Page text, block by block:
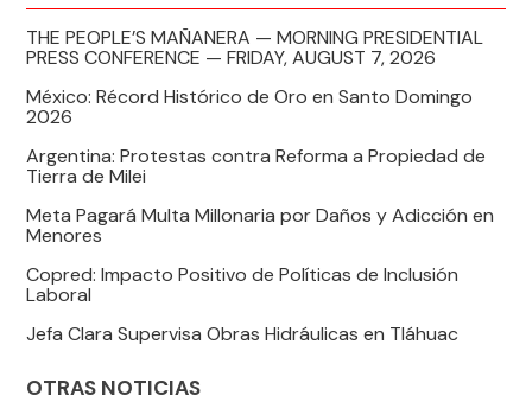
THE PEOPLE’S MAÑANERA — MORNING PRESIDENTIAL
PRESS CONFERENCE — FRIDAY, AUGUST 7, 2026
México: Récord Histórico de Oro en Santo Domingo
2026
Argentina: Protestas contra Reforma a Propiedad de
Tierra de Milei
Meta Pagará Multa Millonaria por Daños y Adicción en
Menores
Copred: Impacto Positivo de Políticas de Inclusión
Laboral
Jefa Clara Supervisa Obras Hidráulicas en Tláhuac
OTRAS NOTICIAS